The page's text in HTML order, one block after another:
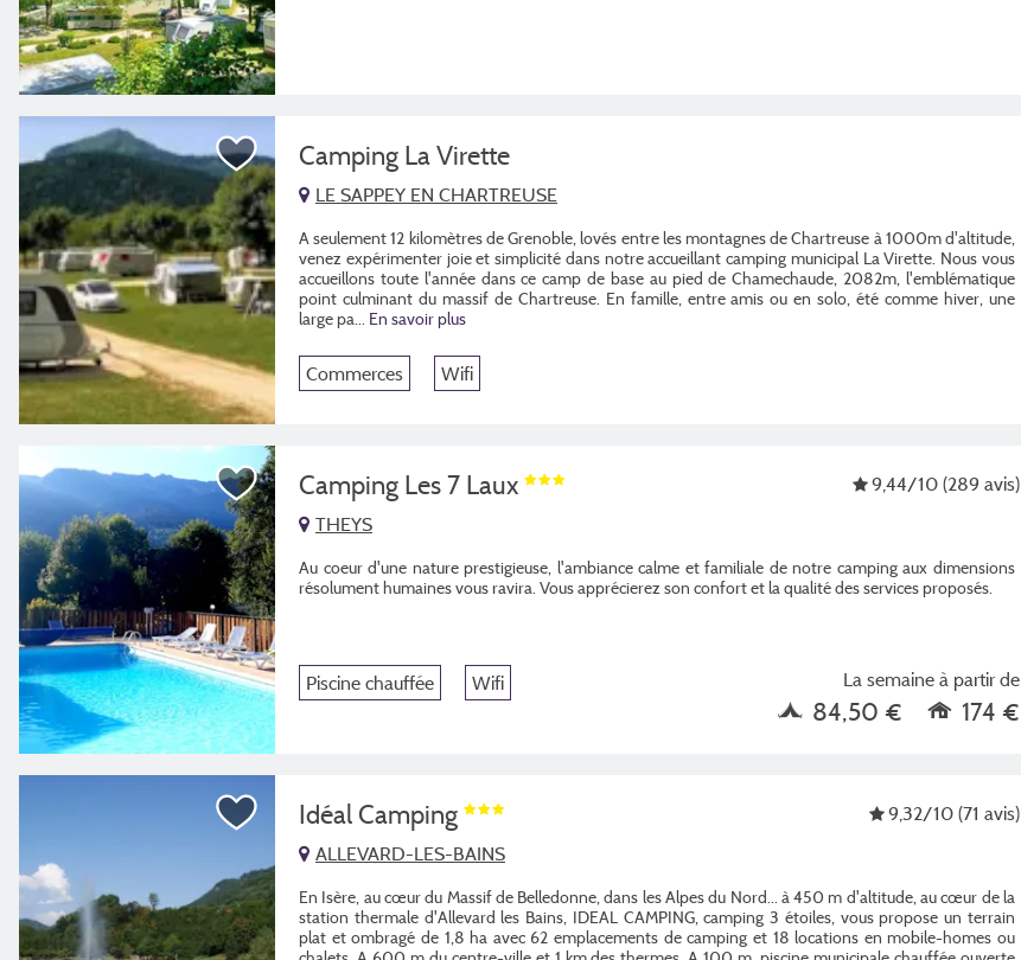
Camping La Virette
LE SAPPEY EN CHARTREUSE
A seulement 12 kilomètres de Grenoble, lovés entre les montagnes de Chartreuse à 1000m d'altitude,
venez expérimenter joie et simplicité dans notre accueillant camping municipal La Virette. Nous vous
accueillons toute l'année dans ce camp de base au pied de Chamechaude, 2082m, l'emblématique
point culminant du massif de Chartreuse. En famille, entre amis ou en solo, été comme hiver, une
large pa... En savoir plus
Commerces Wifi
Camping Les 7 Laux
THEYS
9,44/10 (289 avis)
Au coeur d'une nature prestigieuse, l'ambiance calme et familiale de notre camping aux dimensions
résolument humaines vous ravira. Vous apprécierez son confort et la qualité des services proposés.
Piscine chauffée Wifi La semaine à partir de
84,50 € 174 €
Idéal Camping
ALLEVARD-LES-BAINS
9,32/10 (71 avis)
En Isère, au cœur du Massif de Belledonne, dans les Alpes du Nord... à 450 m d'altitude, au cœur de la
station thermale d'Allevard les Bains, IDEAL CAMPING, camping 3 étoiles, vous propose un terrain
plat et ombragé de 1,8 ha avec 62 emplacements de camping et 18 locations en mobile-homes ou